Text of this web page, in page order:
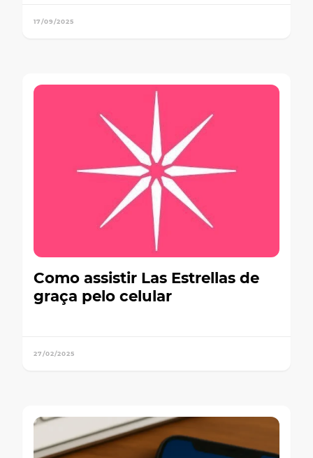
17/09/2025
Como assistir Las Estrellas de
graça pelo celular
27/02/2025